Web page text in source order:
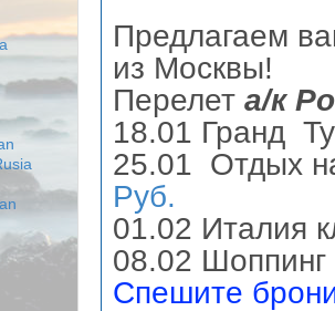
Предлагаем
из Москвы!
Перелет а/к
18.01 Гранд
25.01 Отдых
Руб.
01.02 Италия
08.02
Спешите